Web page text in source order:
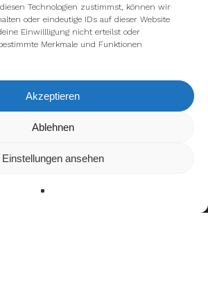
Technologien zustimmst, können wir
oder eindeutige IDs auf dieser Website
Einwillligung nicht erteilst oder
Merkmale und Funktionen
Akzeptieren
Ablehnen
Einstellungen ansehen
um dir die bestmögliche Erfahrung auf
kannst du erfahren, welche Cookies wir